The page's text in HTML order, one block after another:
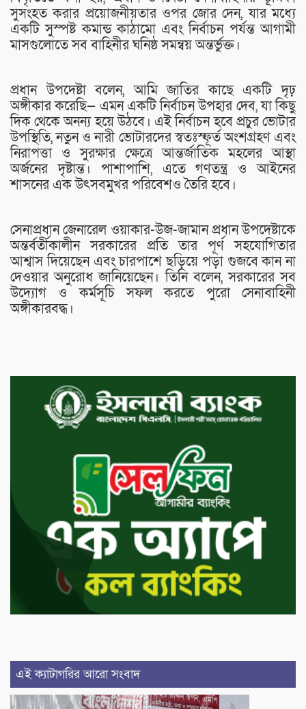
সুসংহত করার প্রয়োজনীয়তার ওপর জোর দেন, যার মধ্যে
একটি সুস্পষ্ট কমান্ড কাঠামো এবং নির্বাচন পর্যন্ত আগামী
মাসগুলোতে সব বাহিনীর ঘনিষ্ঠ সমন্বয় অন্তর্ভুক্ত।
প্রধান উপদেষ্টা বলেন, আমি জাতির কাছে একটি দৃঢ়
অঙ্গীকার করেছি— এমন একটি নির্বাচন উপহার দেব, যা কিছু
দিক থেকে অনন্য হয়ে উঠবে। এই নির্বাচন হবে প্রচুর ভোটার
উপস্থিতি, নতুন ও নারী ভোটারদের স্বতঃস্ফূর্ত অংশগ্রহণ এবং
নিরাপত্তা ও সুরক্ষার ক্ষেত্রে আন্তর্জাতিক মহলের আস্থা
অর্জনের দৃষ্টান্ত। পাশাপাশি, এতে গণতন্ত্র ও আইনের
শাসনের এক উৎসবমুখর পরিবেশও তৈরি হবে।
সেনাপ্রধান জেনারেল ওয়াকার-উজ-জামান প্রধান উপদেষ্টাকে
অন্তর্বর্তীকালীন সরকারের প্রতি তার পূর্ণ সহযোগিতার
আশ্বাস দিয়েছেন এবং চারপাশে ছড়িয়ে পড়া গুজবে কান না
দেওয়ার অনুরোধ জানিয়েছেন। তিনি বলেন, সরকারের সব
উদ্যোগ ও কর্মসূচি সফল করতে পুরো সেনাবাহিনী
অঙ্গীকারবদ্ধ।
এই ক্যাটাগরির আরো সংবাদ